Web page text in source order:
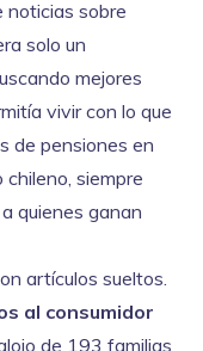
noticias sobre
solo un
mejores
vivir con lo que
de pensiones en
chileno, siempre
quienes ganan
artículos sueltos.
al consumidor
de 193 familias